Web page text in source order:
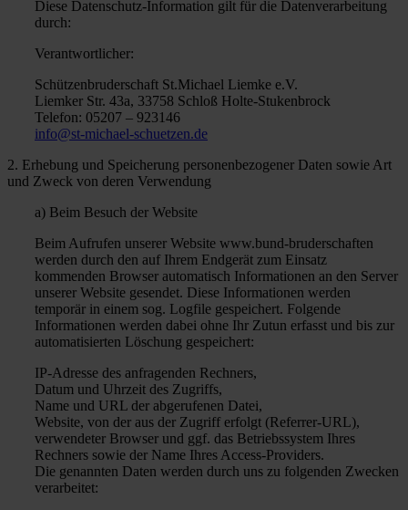
Blaskapelle Hövelriege
Website der Blaskapelle Hövelriege der St. Hubertus
Diese Datenschutz-Information gilt für die Datenverarbeitung
durch:
Verantwortlicher:
Schützenbruderschaft St.Michael Liemke e.V.
Liemker Str. 43a, 33758 Schloß Holte-Stukenbrock
Telefon: 05207 – 923146
info@st-michael-schuetzen.de
2. Erhebung und Speicherung personenbezogener Daten sowie Art
und Zweck von deren Verwendung
a) Beim Besuch der Website
Beim Aufrufen unserer Website www.bund-bruderschaften
werden durch den auf Ihrem Endgerät zum Einsatz
kommenden Browser automatisch Informationen an den Server
unserer Website gesendet. Diese Informationen werden
temporär in einem sog. Logfile gespeichert. Folgende
Informationen werden dabei ohne Ihr Zutun erfasst und bis zur
automatisierten Löschung gespeichert:
IP-Adresse des anfragenden Rechners,
Datum und Uhrzeit des Zugriffs,
Name und URL der abgerufenen Datei,
Website, von der aus der Zugriff erfolgt (Referrer-URL),
verwendeter Browser und ggf. das Betriebssystem Ihres
Rechners sowie der Name Ihres Access-Providers.
Die genannten Daten werden durch uns zu folgenden Zwecken
verarbeitet: